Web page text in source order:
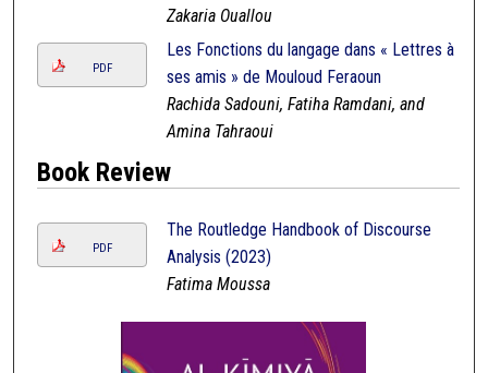
Zakaria Ouallou
PDF
Les Fonctions du langage dans « Lettres à
ses amis » de Mouloud Feraoun
Rachida Sadouni, Fatiha Ramdani, and
Amina Tahraoui
Book Review
PDF
The Routledge Handbook of Discourse
Analysis (2023)
Fatima Moussa